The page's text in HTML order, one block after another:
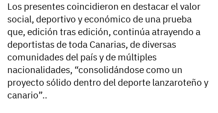
Los presentes coincidieron en destacar el valor
social, deportivo y económico de una prueba
que, edición tras edición, continúa atrayendo a
deportistas de toda Canarias, de diversas
comunidades del país y de múltiples
nacionalidades, “consolidándose como un
proyecto sólido dentro del deporte lanzaroteño y
canario”..